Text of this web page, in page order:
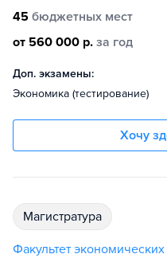
45 бюджетных мест
от 560 000 р. за год
Доп. экзамены:
Экономика (тестирование)
Хочу
магистратура
Факультет